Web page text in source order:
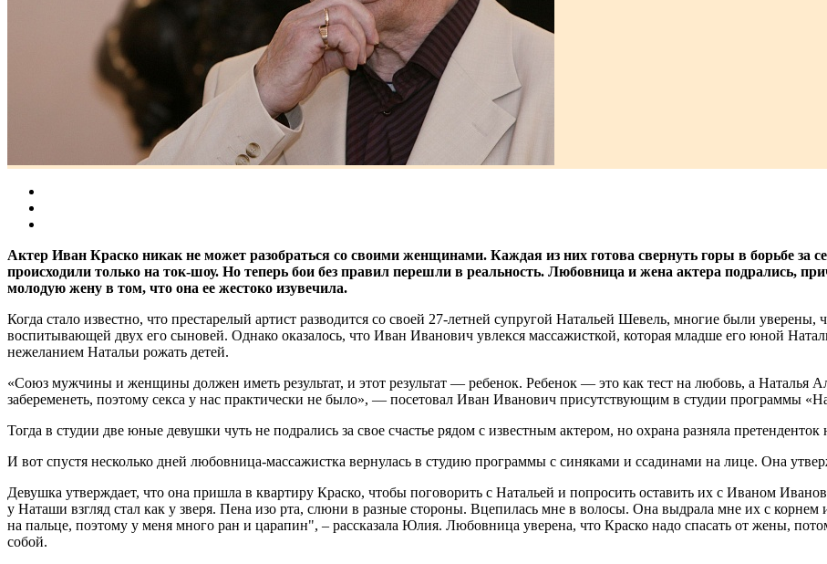
Актер Иван Краско никак не может разобраться со своими женщинами. Каждая из них готова свернуть горы в борьбе за
происходили только на ток-шоу. Но теперь бои без правил перешли в реальность. Любовница и жена актера подрались,
молодую жену в том, что она ее жестоко изувечила.
Когда стало известно, что престарелый артист разводится со своей 27-летней супругой Натальей Шевель, многие были
воспитывающей двух его сыновей. Однако оказалось, что Иван Иванович увлекся массажисткой, которая младше его юной
нежеланием Натальи рожать детей.
«Союз мужчины и женщины должен иметь результат, и этот результат — ребенок. Ребенок — это как тест на любовь, а Наталья
забеременеть, поэтому секса у нас практически не было», — посетовал Иван Иванович присутствующим в студии программы
Тогда в студии две юные девушки чуть не подрались за свое счастье рядом с известным актером, но охрана разняла претенденток
И вот спустя несколько дней любовница-массажистка вернулась в студию программы с синяками и ссадинами на лице. Она
Девушка утверждает, что она пришла в квартиру Краско, чтобы поговорить с Натальей и попросить оставить их с Иваном
у Наташи взгляд стал как у зверя. Пена изо рта, слюни в разные стороны. Вцепилась мне в волосы. Она выдрала мне их с
на пальце, поэтому у меня много ран и царапин", – рассказала Юлия. Любовница уверена, что Краско надо спасать от жены,
собой.